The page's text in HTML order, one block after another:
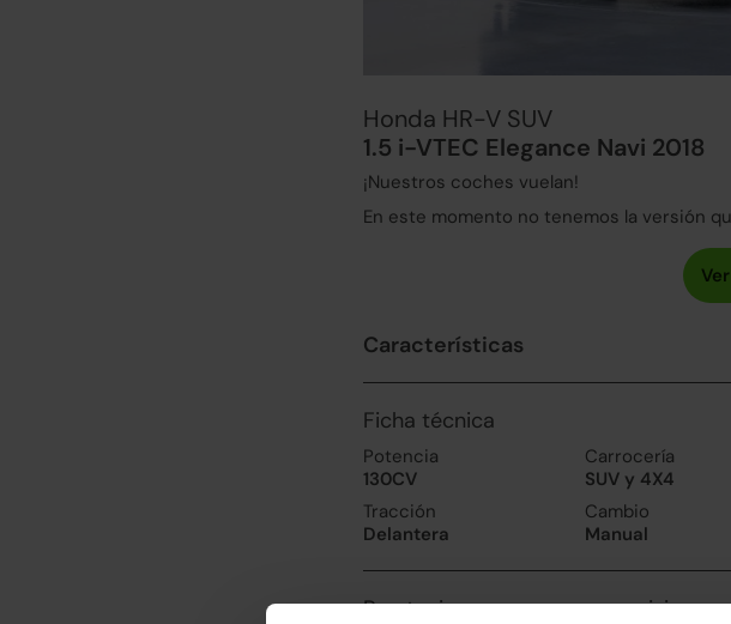
Honda HR-V SUV
1.5 i-VTEC Elegance Navi 2018
¡Nuestros coches vuelan!
En este momento no tenemos la versión
Características
Ficha técnica
Potencia
130CV
Carrocería
SUV y 4X4
Tracción
Delantera
Cambio
Manual
Prestaciones, consumo y emisiones